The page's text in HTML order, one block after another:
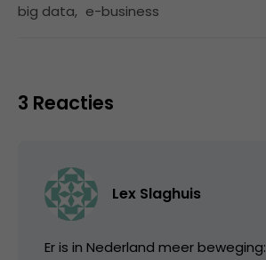
big data, e-business
3 Reacties
Lex Slaghuis
Er is in Nederland meer beweging: